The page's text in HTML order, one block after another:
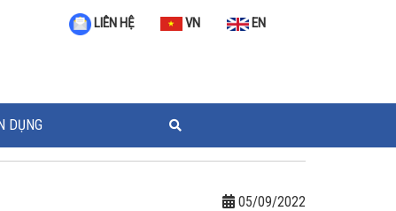
LIÊN HỆ VN EN
DỤNG
05/09/2022